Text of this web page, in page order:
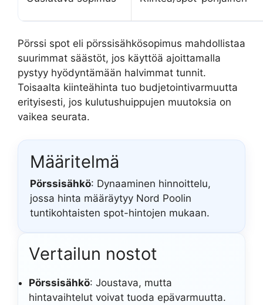
Pörssi spot eli pörssisähkösopimus mahdollistaa
suurimmat säästöt, jos käyttöä ajoittamalla
pystyy hyödyntämään halvimmat tunnit.
Toisaalta kiinteähinta tuo budjetointivarmuutta
erityisesti, jos kulutushuippujen muutoksia on
vaikea seurata.
Määritelmä
Pörssisähkö: Dynaaminen hinnoittelu,
jossa hinta määräytyy Nord Poolin
tuntikohtaisten spot-hintojen mukaan.
Vertailun nostot
Pörssisähkö: Joustava, mutta
hintavaihtelut voivat tuoda epävarmuutta.